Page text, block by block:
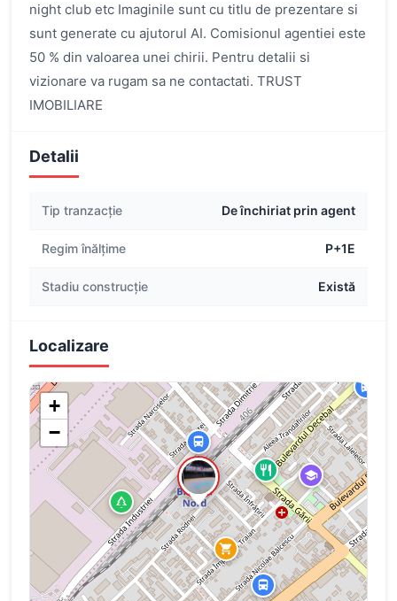
night club etc Imaginile sunt cu titlu de prezentare si
sunt generate cu ajutorul AI. Comisionul agentiei este
50 % din valoarea unei chirii. Pentru detalii si
vizionare va rugam sa ne contactati. TRUST
IMOBILIARE
Detalii
Tip tranzacție De închiriat prin agent
Regim înălțime P+1E
Stadiu construcție Există
Localizare
+
−